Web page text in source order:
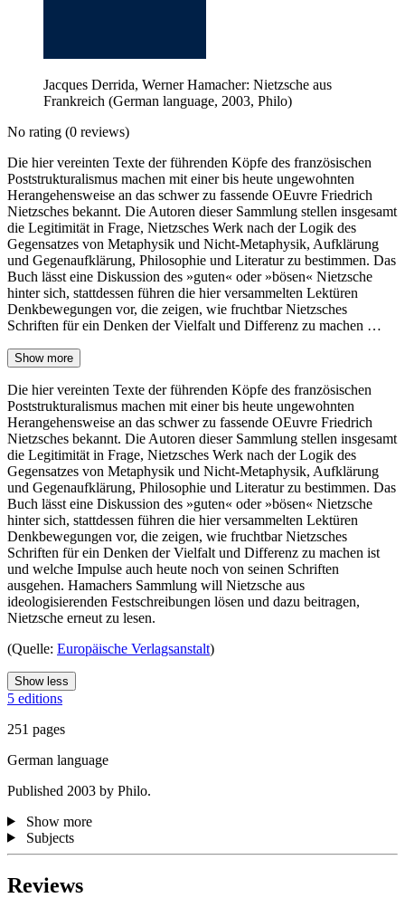
Jacques Derrida, Werner Hamacher: Nietzsche aus
Frankreich (German language, 2003, Philo)
No rating (0 reviews)
Die hier vereinten Texte der führenden Köpfe des französischen
Poststrukturalismus machen mit einer bis heute ungewohnten
Herangehensweise an das schwer zu fassende OEuvre Friedrich
Nietzsches bekannt. Die Autoren dieser Sammlung stellen insgesamt
die Legitimität in Frage, Nietzsches Werk nach der Logik des
Gegensatzes von Metaphysik und Nicht-Metaphysik, Aufklärung
und Gegenaufklärung, Philosophie und Literatur zu bestimmen. Das
Buch lässt eine Diskussion des »guten« oder »bösen« Nietzsche
hinter sich, stattdessen führen die hier versammelten Lektüren
Denkbewegungen vor, die zeigen, wie fruchtbar Nietzsches
Schriften für ein Denken der Vielfalt und Differenz zu machen …
Show more
Die hier vereinten Texte der führenden Köpfe des französischen
Poststrukturalismus machen mit einer bis heute ungewohnten
Herangehensweise an das schwer zu fassende OEuvre Friedrich
Nietzsches bekannt. Die Autoren dieser Sammlung stellen insgesamt
die Legitimität in Frage, Nietzsches Werk nach der Logik des
Gegensatzes von Metaphysik und Nicht-Metaphysik, Aufklärung
und Gegenaufklärung, Philosophie und Literatur zu bestimmen. Das
Buch lässt eine Diskussion des »guten« oder »bösen« Nietzsche
hinter sich, stattdessen führen die hier versammelten Lektüren
Denkbewegungen vor, die zeigen, wie fruchtbar Nietzsches
Schriften für ein Denken der Vielfalt und Differenz zu machen ist
und welche Impulse auch heute noch von seinen Schriften
ausgehen. Hamachers Sammlung will Nietzsche aus
ideologisierenden Festschreibungen lösen und dazu beitragen,
Nietzsche erneut zu lesen.
(Quelle: Europäische Verlagsanstalt)
Show less
5 editions
251 pages
German language
Published 2003 by Philo.
Show more
Subjects
Reviews